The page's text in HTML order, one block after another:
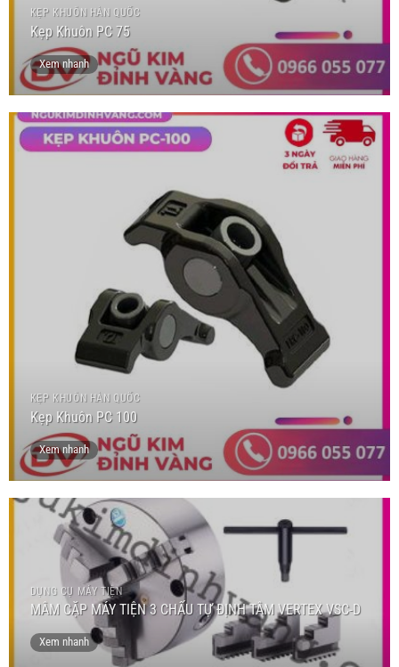
KẸP KHUÔN HÀN QUỐC
Kẹp Khuôn PC 75
Xem nhanh
KẸP KHUÔN HÀN QUỐC
Kẹp Khuôn PC 100
Xem nhanh
DỤNG CỤ MÁY TIỆN
MÂM CẶP MÁY TIỆN 3 CHẤU TỰ ĐỊNH TÂM VERTEX VSC-D
Xem nhanh